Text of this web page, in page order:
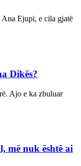
Ejupi, e cila gjatë
Dikës?
Ajo e ka zbuluar
më nuk është ai